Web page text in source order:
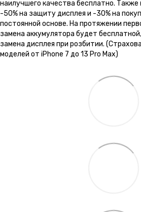
наилучшего качества бесплатно. Также
-50% на защиту дисплея и -30% на
постоянной основе. На протяжении
замена аккумулятора будет
замена дисплея при розбитии.
моделей от iPhone 7 до 13 Pro Max)